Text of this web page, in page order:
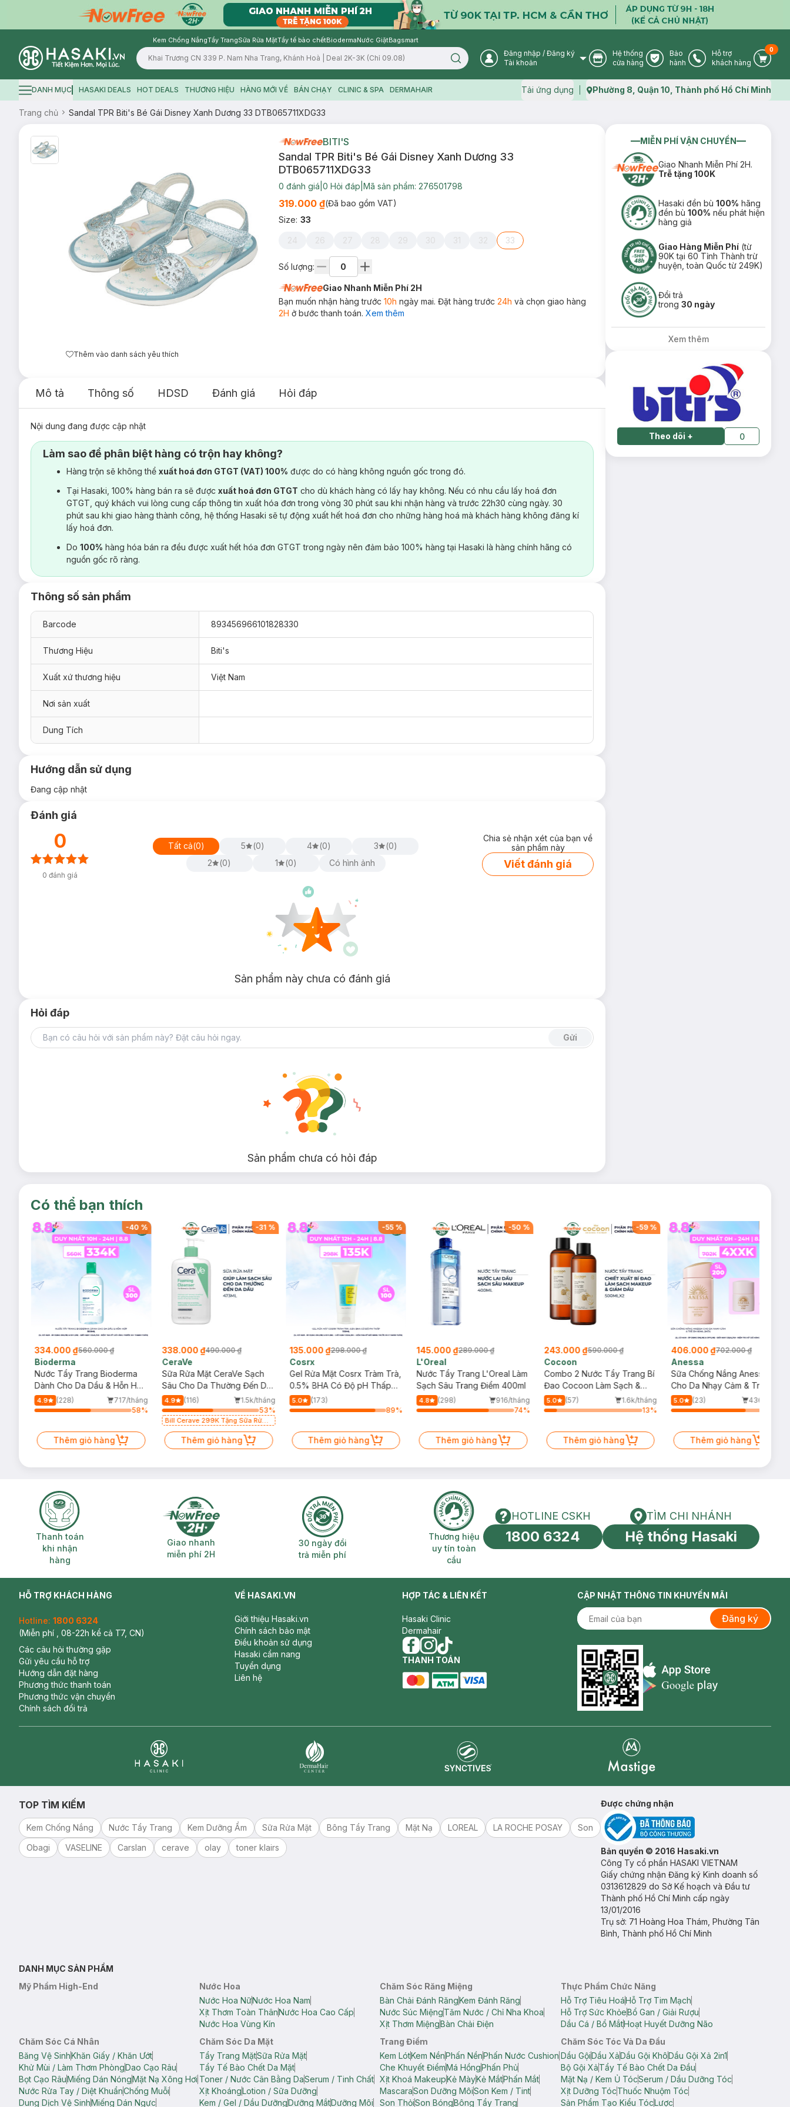
Kem Chống NắngTẩy TrangSữa Rửa MặtTẩy tế bào chếtBiodermaNước GiặtBagsmart
Logo
Search icon User Icon
Đăng nhập / Đăng ký
Tài khoản
Store Icon
Hệ thống
cửa hàng
Warranty Icon
Bảo
hành
Phone Icon
Hỗ trợ
khách hàng
Cart
0
Hamburger icon
DANH MỤC HASAKI DEALS HOT DEALS THƯƠNG HIỆU HÀNG MỚI VỀ BÁN CHẠY CLINIC & SPA DERMAHAIR Tải ứng dụng Map icon
Phường 8, Quận 10, Thành phố Hồ Chí Minh
Trang chủ Sandal TPR Biti's Bé Gái Disney Xanh Dương 33 DTB065711XDG33
Thêm vào danh sách yêu thích
BITI'S
Sandal TPR Biti's Bé Gái Disney Xanh Dương 33
DTB065711XDG33
0 đánh giá 0 Hỏi đáp Mã sản phẩm: 276501798
319.000 ₫(Đã bao gồm VAT)
Size: 33
24 26 27 28 29 30 31 32 33
Số lượng:
Giao Nhanh Miễn Phí 2H
Bạn muốn nhận hàng trước 10h ngày mai. Đặt hàng trước 24h và chọn giao hàng
2H ở bước thanh toán. Xem thêm
Mô tả Thông số HDSD Đánh giá Hỏi đáp
Nội dung đang được cập nhật
Làm sao để phân biệt hàng có trộn hay không?
Hàng trộn sẽ không thể xuất hoá đơn GTGT (VAT) 100% được do có hàng không nguồn gốc trong đó.
Tại Hasaki, 100% hàng bán ra sẽ được xuất hoá đơn GTGT cho dù khách hàng có lấy hay không. Nếu có nhu cầu lấy hoá đơn
GTGT, quý khách vui lòng cung cấp thông tin xuất hóa đơn trong vòng 30 phút sau khi nhận hàng và trước 22h30 cùng ngày. 30
phút sau khi giao hàng thành công, hệ thống Hasaki sẽ tự động xuất hết hoá đơn cho những hàng hoá mà khách hàng không đăng kí
lấy hoá đơn.
Do 100% hàng hóa bán ra đều được xuất hết hóa đơn GTGT trong ngày nên đảm bảo 100% hàng tại Hasaki là hàng chính hãng có
nguồn gốc rõ ràng.
Thông số sản phẩm
Barcode 893456966101828330
Thương Hiệu Biti's
Xuất xứ thương hiệu Việt Nam
Nơi sản xuất
Dung Tích
Hướng dẫn sử dụng
Đang cập nhật
Đánh giá
0
0 đánh giá
Tất cả(0) 5 (0) 4 (0) 3 (0)
2
(0) 1 (0) Có hình ảnh
Chia sẻ nhận xét của bạn về
sản phẩm này
Viết đánh giá
Sản phẩm này chưa có đánh giá
Hỏi đáp
Gửi
Sản phẩm chưa có hỏi đáp
MIỄN PHÍ VẬN CHUYỂN
Giao Nhanh Miễn Phí 2H.
Trễ tặng 100K
Hasaki đền bù100% hãng
đền bù100% nếu phát hiện
hàng giả
Giao Hàng Miễn Phí (từ
90K tại 60 Tỉnh Thành trừ
huyện, toàn Quốc từ 249K)
Đổi trả
trong30 ngày
Xem thêm
Theo dõi + 0
Có thể bạn thích
-40 %
334.000 ₫560.000 ₫
Bioderma
Nước Tẩy Trang Bioderma
Dành Cho Da Dầu & Hỗn Hợp
500ml
4.9 (228)
717/tháng
58%
Thêm giỏ hàng
-31 %
338.000 ₫490.000 ₫
CeraVe
Sữa Rửa Mặt CeraVe Sạch
Sâu Cho Da Thường Đến Da
Dầu 473ml
4.9 (116)
1.5k/tháng
53%
Bill Cerave 299K Tặng Sữa Rửa
Mặt Cerave 30ml (SL có hạn)
Thêm giỏ hàng
-55%
135.000 ₫298.000 ₫
Cosrx
Gel Rửa Mặt Cosrx Tràm Trà,
0.5% BHA Có Độ pH Thấp
150ml
5.0
(173)
89%
Thêm giỏ hàng
-50 %
145.000 ₫289.000 ₫
L'Oreal
Nước Tẩy Trang L'Oreal Làm
Sạch Sâu Trang Điểm 400ml
4.8 (298)
916/tháng
74%
Thêm giỏ hàng
-59%
243.000 ₫590.000 ₫
Cocoon
Combo 2 Nước Tẩy Trang Bí
Đao Cocoon Làm Sạch &
Giảm Dầu 500ml
5.0 (57)
1.6k/tháng
13%
Thêm giỏ hàng
406.000 ₫702.000 ₫
Anessa
Sữa Chống Nắng Anessa
Cho Da Nhạy Cảm & Trẻ Em
60ml (Mới)
5.0 (23)
436/tháng
Thêm giỏ hàng
Thanh toán khi nhận hàng
Thanh toán
khi nhận
hàng
Giao nhanh miễn phí 2H
Giao nhanh
miễn phí 2H
30 ngày đổi trả miễn phí
30 ngày đổi
trả miễn phí
Thương hiệu uy tín toàn cầu
Thương hiệu
uy tín toàn
cầu
HOTLINE CSKH
HOTLINE CSKH
1800 6324
Tìm chi nhánh
TÌM CHI NHÁNH
Hệ thống Hasaki
HỖ TRỢ KHÁCH HÀNG
Hotline: 1800 6324
(Miễn phí , 08-22h kể cả T7, CN)
Các câu hỏi thường gặp
Gửi yêu cầu hỗ trợ
Hướng dẫn đặt hàng
Phương thức thanh toán
Phương thức vận chuyển
Chính sách đổi trả
VỀ HASAKI.VN
Giới thiệu Hasaki.vn
Chính sách bảo mật
Điều khoản sử dụng
Hasaki cẩm nang
Tuyển dụng
Liên hệ
HỢP TÁC & LIÊN KẾT
Hasaki Clinic
Dermahair
facebook
instagram
tiktok
THANH TOÁN
CẬP NHẬT THÔNG TIN KHUYẾN MÃI
Đăng ký
Appstore icon
TOP TÌM KIẾM
Kem Chống Nắng Nước Tẩy Trang Kem Dưỡng Ẩm Sữa Rửa Mặt Bông Tẩy Trang Mặt Nạ LOREAL LA ROCHE POSAY
Son
Obagi
VASELINE Carslan cerave olay toner klairs
Được chứng nhận
Bản quyền © 2016 Hasaki.vn
Công Ty cổ phần HASAKI VIETNAM
Giấy chứng nhận Đăng ký Kinh doanh số
0313612829 do Sở Kế hoạch và Đầu tư
Thành phố Hồ Chí Minh cấp ngày
13/01/2016
Trụ sở: 71 Hoàng Hoa Thám, Phường Tân
Bình, Thành phố Hồ Chí Minh
DANH MỤC SẢN PHẨM
Mỹ Phẩm High-End
Nước Hoa
Nước Hoa NữNước Hoa Nam
Xịt Thơm Toàn ThânNước Hoa Cao Cấp
Nước Hoa Vùng Kín
Chăm Sóc Răng Miệng
Bàn Chải Đánh RăngKem Đánh Răng
Nước Súc MiệngTăm Nước / Chỉ Nha Khoa
Xịt Thơm MiệngBàn Chải Điện
Thực Phẩm Chức Năng
Hỗ Trợ Tiêu HoáHỗ Trợ Tim Mạch
Hỗ Trợ Sức KhỏeBổ Gan / Giải Rượu
Dầu Cá / Bổ MắtHoạt Huyết Dưỡng Não
Chăm Sóc Cá Nhân
Băng Vệ SinhKhăn Giấy / Khăn Ướt
Khử Mùi / Làm Thơm PhòngDao Cạo Râu
Bọt Cạo RâuMiếng Dán NóngMặt Nạ Xông Hơi
Nước Rửa Tay / Diệt KhuẩnChống Muỗi
Dung Dịch Vệ SinhMiếng Dán Ngực
Chăm Sóc Da Mặt
Tẩy Trang MặtSữa Rửa Mặt
Tẩy Tế Bào Chết Da Mặt
Toner / Nước Cân Bằng DaSerum / Tinh Chất
Xịt KhoángLotion / Sữa Dưỡng
Kem / Gel / Dầu DưỡngDưỡng MắtDưỡng Môi
Trang Điểm
Kem LótKem NềnPhấn NềnPhấn Nước Cushion
Che Khuyết ĐiểmMá HồngPhấn Phủ
Xịt Khoá MakeupKẻ MàyKẻ MắtPhấn Mắt
MascaraSon Dưỡng MôiSon Kem / Tint
Son ThỏiSon BóngBông Tẩy Trang
Chăm Sóc Tóc Và Da Đầu
Dầu GộiDầu XảDầu Gội KhôDầu Gội Xả 2in1
Bộ Gội XảTẩy Tế Bào Chết Da Đầu
Mặt Nạ / Kem Ủ TócSerum / Dầu Dưỡng Tóc
Xịt Dưỡng TócThuốc Nhuộm Tóc
Sản Phẩm Tạo Kiểu TócLược